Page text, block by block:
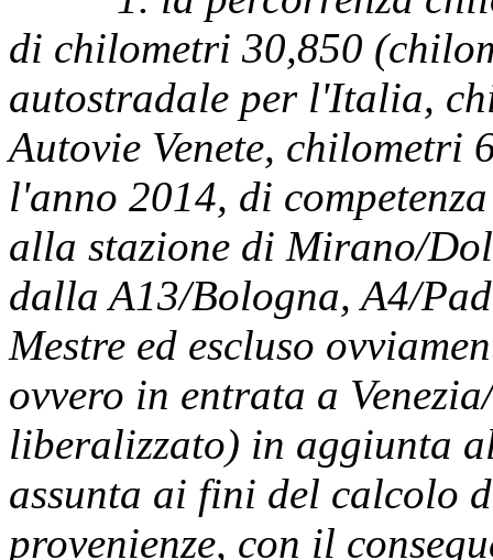
di chilometri 30,850
autostradale per l'Italia,
Autovie Venete, chilometri
l'anno 2014, di
alla stazione di Mirano/
dalla A13/Bologna, A4/
Mestre ed escluso
ovvero in entrata a
liberalizzato) in aggiunta
assunta ai fini del calcolo
provenienze, con il